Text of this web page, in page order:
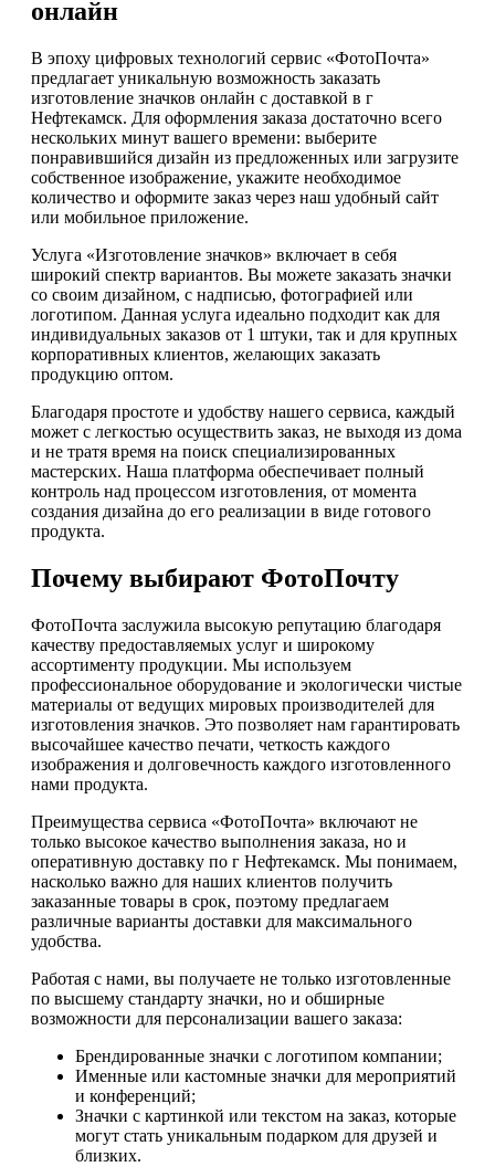
онлайн
В эпоху цифровых технологий сервис «ФотоПочта»
предлагает уникальную возможность заказать
изготовление значков онлайн с доставкой в г
Нефтекамск. Для оформления заказа достаточно всего
нескольких минут вашего времени: выберите
понравившийся дизайн из предложенных или загрузите
собственное изображение, укажите необходимое
количество и оформите заказ через наш удобный сайт
или мобильное приложение.
Услуга «Изготовление значков» включает в себя
широкий спектр вариантов. Вы можете заказать значки
со своим дизайном, с надписью, фотографией или
логотипом. Данная услуга идеально подходит как для
индивидуальных заказов от 1 штуки, так и для крупных
корпоративных клиентов, желающих заказать
продукцию оптом.
Благодаря простоте и удобству нашего сервиса, каждый
может с легкостью осуществить заказ, не выходя из дома
и не тратя время на поиск специализированных
мастерских. Наша платформа обеспечивает полный
контроль над процессом изготовления, от момента
создания дизайна до его реализации в виде готового
продукта.
Почему выбирают ФотоПочту
ФотоПочта заслужила высокую репутацию благодаря
качеству предоставляемых услуг и широкому
ассортименту продукции. Мы используем
профессиональное оборудование и экологически чистые
материалы от ведущих мировых производителей для
изготовления значков. Это позволяет нам гарантировать
высочайшее качество печати, четкость каждого
изображения и долговечность каждого изготовленного
нами продукта.
Преимущества сервиса «ФотоПочта» включают не
только высокое качество выполнения заказа, но и
оперативную доставку по г Нефтекамск. Мы понимаем,
насколько важно для наших клиентов получить
заказанные товары в срок, поэтому предлагаем
различные варианты доставки для максимального
удобства.
Работая с нами, вы получаете не только изготовленные
по высшему стандарту значки, но и обширные
возможности для персонализации вашего заказа:
Брендированные значки с логотипом компании;
Именные или кастомные значки для мероприятий
и конференций;
Значки с картинкой или текстом на заказ, которые
могут стать уникальным подарком для друзей и
близких.